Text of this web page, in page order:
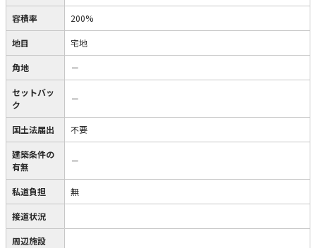
容積率 200%
地目 宅地
角地 －
セットバッ
ク
－
国土法届出 不要
建築条件の
有無
－
私道負担 無
接道状況
周辺施設